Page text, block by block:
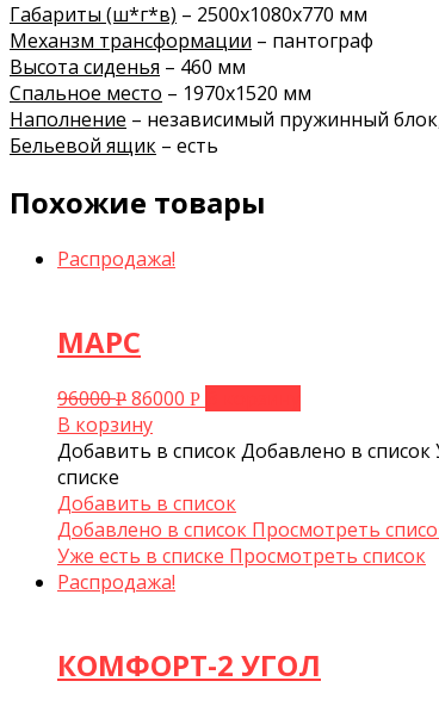
Габариты (ш*г*в) – 2500х1080х770 мм
Механзм трансформации – пантограф
Высота сиденья – 460 мм
Спальное место – 1970х1520 мм
Наполнение – независимый пружинный
Бельевой ящик – есть
Похожие товары
Распродажа!
МАРС
96000Р 86000 Р
В корзину
Добавить в списокДобавлено в список
списке
Добавить в список
Добавлено в список Просмотреть
Уже есть в списке Просмотреть список
Распродажа!
КОМФОРТ-2 УГОЛ